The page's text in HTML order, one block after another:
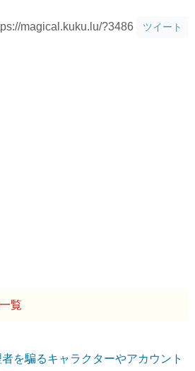
magical.kuku.lu/?3486 ツイート
覧
を騙るキャラクターやアカウント